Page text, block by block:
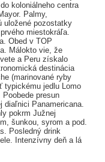
koloniálneho centra
Palmy,
uložené pozostatky
miestokráľa.
Obed v TOP
Málokto vie, že
a Peru získalo
destinácia
(marinované ryby
typickému jedlu Lomo
presun
diaľnici Panamericana.
pokrm Južnej
šunkou, syrom a pod.
Posledný drink
Intenzívny deň a lá